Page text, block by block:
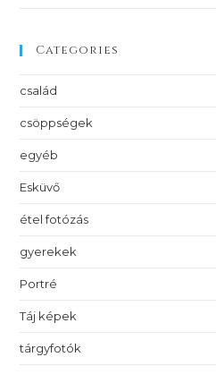
Categories
család
csöppségek
egyéb
Esküvő
étel fotózás
gyerekek
Portré
Táj képek
tárgyfotók